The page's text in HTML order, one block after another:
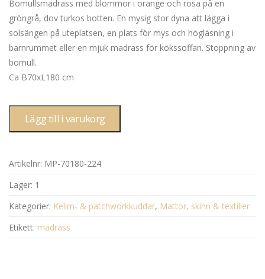
Bomullsmadrass med blommor i orange och rosa på en
gröngrå, dov turkos botten. En mysig stor dyna att lägga i
solsängen på uteplatsen, en plats för mys och högläsning i
barnrummet eller en mjuk madrass för kökssoffan. Stoppning av
bomull.
Ca B70xL180 cm
Lägg till i varukorg
Artikelnr: MP-70180-224
Lager: 1
Kategorier: Kelim- & patchworkkuddar, Mattor, skinn & textilier
Etikett: madrass